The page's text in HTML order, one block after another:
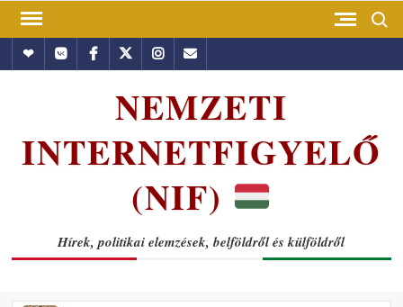
Skip
contentHundubVkontakte
Facebook
TwitterInstagram
Email
NEMZETI
INTERNETFIGYELŐ
(NIF)
Hírek, politikai elemzések, belföldről és külföldről